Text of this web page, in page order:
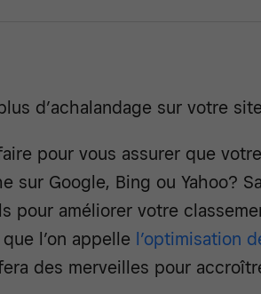
d’achalandage sur votre
pour vous assurer que
sur Google, Bing ou Yahoo?
pour améliorer votre
l’on appelle l’optimisation
des merveilles pour